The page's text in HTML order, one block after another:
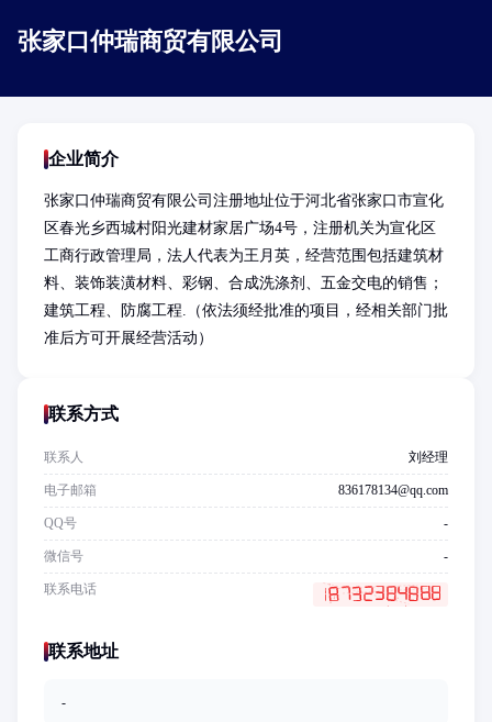
张家口仲瑞商贸有限公司
企业简介
张家口仲瑞商贸有限公司注册地址位于河北省张家口市宣化
区春光乡西城村阳光建材家居广场4号，注册机关为宣化区
工商行政管理局，法人代表为王月英，经营范围包括建筑材
料、装饰装潢材料、彩钢、合成洗涤剂、五金交电的销售；
建筑工程、防腐工程.（依法须经批准的项目，经相关部门批
准后方可开展经营活动）
联系方式
联系人 刘经理
电子邮箱 836178134@qq.com
QQ号 -
微信号 -
联系电话
联系地址
-